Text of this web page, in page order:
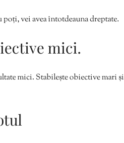
vei avea întotdeauna dreptate.
mici.
mici. Stabilește obiective mari